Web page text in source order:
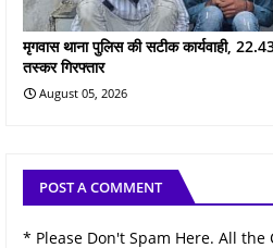
मृगवास थाना पुलिस की सटीक कार्यवाही,
तस्कर गिरफ्तार
August 05, 2026
POST A COMMENT
* Please Don't Spam Here. All the